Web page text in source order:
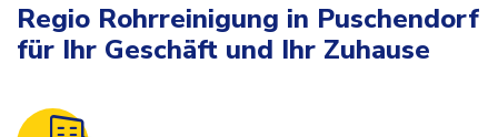
Regio Rohrreinigung in Puschendorf
für Ihr Geschäft und Ihr Zuhause